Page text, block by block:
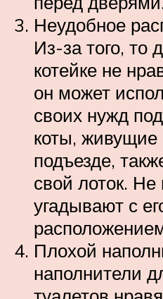
Неудобное
Из-за того, то
котейке не
он может
своих нужд
коты, живущие
подъезде,
свой лоток. Не
угадывают с
Плохой
наполнители